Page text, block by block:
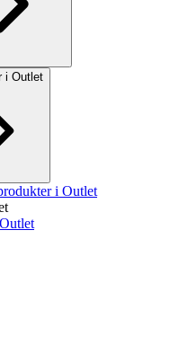
i Outlet
i Outlet